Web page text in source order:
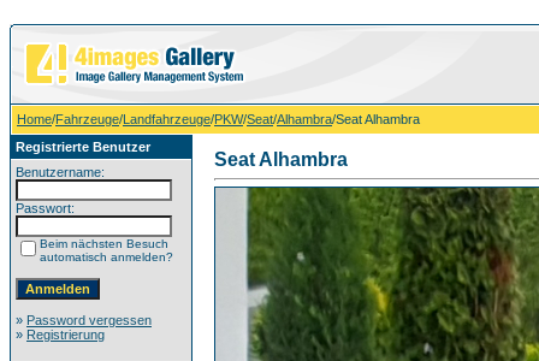
Home/Fahrzeuge/Landfahrzeuge/PKW/Seat/Alhambra/Seat Alhambra
Registrierte Benutzer
Benutzername:
Passwort:
Beim nächsten Besuch
automatisch anmelden?
» Password vergessen
» Registrierung
Seat Alhambra